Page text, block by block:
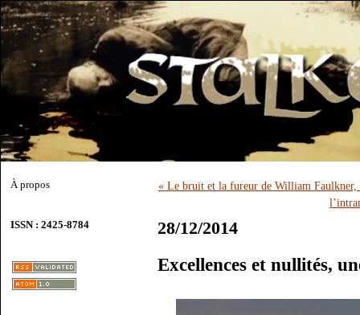
À propos
ISSN : 2425-8784
« Le bruit et la fureur de William
28/12/2014
Excellences et nullités,